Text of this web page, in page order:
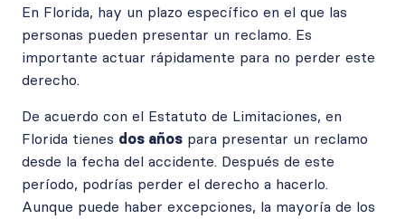
En Florida, hay un plazo específico en el que las
personas pueden presentar un reclamo. Es
importante actuar rápidamente para no perder este
derecho.
De acuerdo con el Estatuto de Limitaciones, en
Florida tienes dos años para presentar un reclamo
desde la fecha del accidente. Después de este
período, podrías perder el derecho a hacerlo.
Aunque puede haber excepciones, la mayoría de los